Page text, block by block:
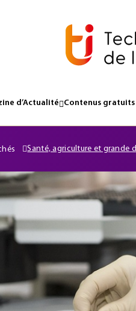
d’Actualité Contenus gratuits
Santé, agriculture et grande